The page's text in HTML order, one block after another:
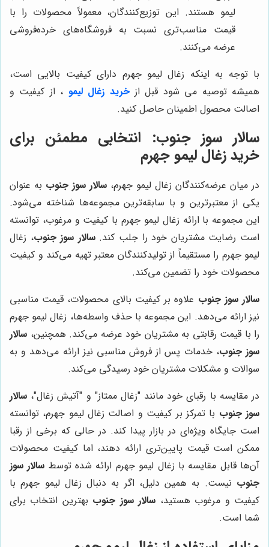
لیمو هستند. این توزیع‌کنندگان، معمولاً محصولات را با
قیمت مناسب‌تری نسبت به فروشگاه‌های خرده‌فروشی
عرضه می‌کنند.
با توجه به اینکه زغال لیمو جهرم دارای کیفیت بالایی است،
همیشه توصیه می شود قبل ازخرید زغال لیمو ، از کیفیت و
اصالت محصول اطمینان حاصل کنید.
سالار سوز جنوب: انتخابی مطمئن برای
خرید زغال لیمو جهرم
در میان عرضه‌کنندگان زغال لیمو جهرم، سالار سوز جنوب به عنوان
یکی از معتبرترین و با سابقه‌ترین مجموعه‌ها شناخته می‌شود.
این مجموعه با ارائه زغال لیمو جهرم با کیفیت و مرغوب، توانسته
است رضایت مشتریان خود را جلب کند.سالار سوز جنوب، زغال
لیمو جهرم را مستقیماً از تولیدکنندگان معتبر تهیه می‌کند و کیفیت
محصولات خود را تضمین می‌کند.
سالار سوز جنوب علاوه بر کیفیت بالای محصولات، قیمت مناسبی
نیز ارائه می‌دهد. این مجموعه با حذف واسطه‌ها، زغال لیمو جهرم
را با قیمت رقابتی به مشتریان خود عرضه می‌کند. همچنین، سالار
سوز جنوب، خدمات پس از فروش مناسبی نیز ارائه می‌دهد و به
سوالات و مشکلات مشتریان خود رسیدگی می‌کند.
در مقایسه با رقبای خود مانند "زغال ممتاز" و "آتیش زغال"، سالار
سوز جنوب با تمرکز بر کیفیت و اصالت زغال لیمو جهرم، توانسته
است جایگاه ویژه‌ای در بازار پیدا کند. در حالی که برخی از رقبا
ممکن است قیمت پایین‌تری ارائه دهند، اما کیفیت محصولات
آن‌ها قابل مقایسه با زغال لیمو جهرم ارائه شده توسط سالار سوز
جنوب نیست. به همین دلیل، اگر به دنبال زغال لیمو جهرم با
کیفیت و مرغوب هستید، سالار سوز جنوب بهترین انتخاب برای
شما است.